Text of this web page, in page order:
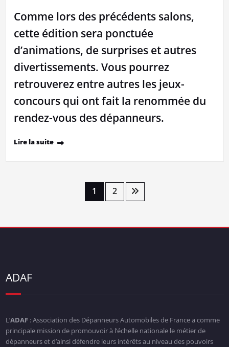
Comme lors des précédents salons,
cette édition sera ponctuée
d’animations, de surprises et autres
divertissements. Vous pourrez
retrouverez entre autres les jeux-
concours qui ont fait la renommée du
rendez-vous des dépanneurs.
Lire la suite
1 2
ADAF
L’ADAF: Association des Dépanneurs Automobiles de France a comme
principale mission de promouvoir à l’échelle nationale le métier de
dépanneurs et d’ainsi défendre leurs intérêts au niveau des pouvoirs